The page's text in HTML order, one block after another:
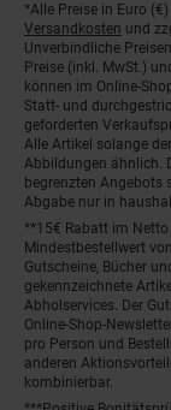
Fußnoten
*Alle Preise in Euro
Versandkosten und
Unverbindliche
Preise (inkl. MwSt.)
können im Online-
Statt- und
geforderten
Alle Artikel solange
Abbildungen ähnlich.
begrenzten Angebots
Abgabe nur in
**15€ Rabatt im
Mindestbestellwert
Gutscheine, Bücher
gekennzeichnete
Abholservices. Der
Online-Shop-
pro Person und
anderen
kombinierbar.